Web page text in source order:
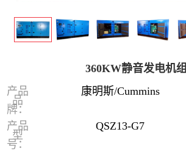
360KW静音发电机组
产品
品
牌：
康明斯/Cummins
产品
型
号：
QSZ13-G7